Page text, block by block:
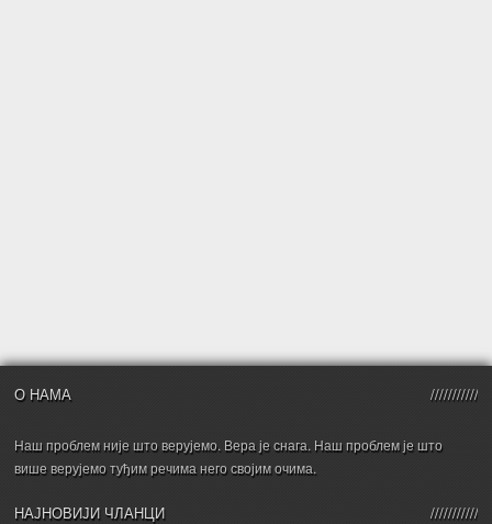
О НАМА
Наш проблем није што верујемо. Вера је снага. Наш проблем је што
више верујемо туђим речима него својим очима.
НАЈНОВИЈИ ЧЛАНЦИ